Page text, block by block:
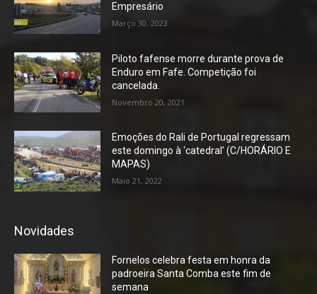
Empresário
Março 30, 2023
Piloto fafense morre durante prova de
Enduro em Fafe. Competição foi
cancelada.
Novembro 20, 2021
Emoções do Rali de Portugal regressam
este domingo à ‘catedral’ (C/HORÁRIO E
MAPAS)
Maio 21, 2022
Novidades
Fornelos celebra festa em honra da
padroeira Santa Comba este fim de
semana